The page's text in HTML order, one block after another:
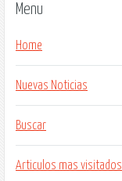
Menu
Home
Nuevas Noticias
Buscar
Articulos mas visitados